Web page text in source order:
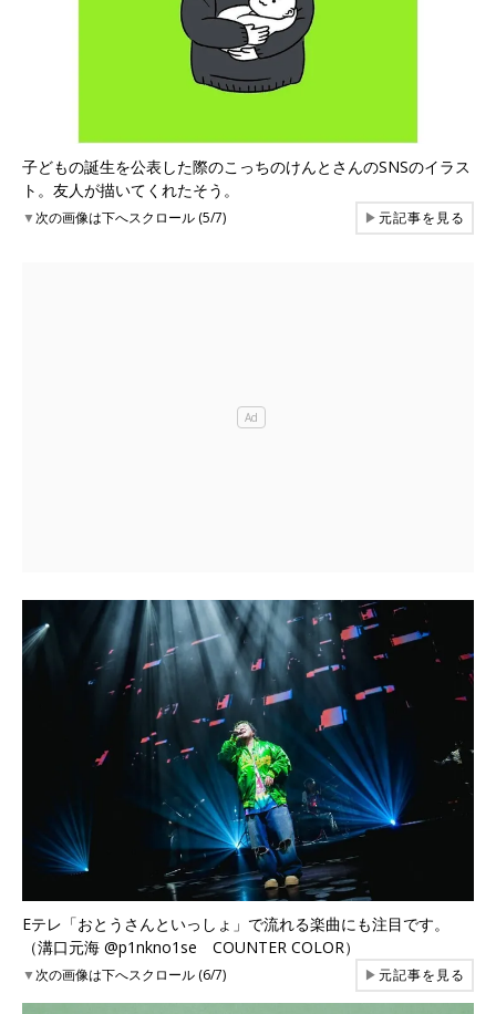
子どもの誕生を公表した際のこっちのけんとさんのSNSのイラス
ト。友人が描いてくれたそう。
▼次の画像は下へスクロール (5/7) ▶元記事を見る
Eテレ「おとうさんといっしょ」で流れる楽曲にも注目です。
（溝口元海 @p1nkno1se COUNTER COLOR）
▼次の画像は下へスクロール (6/7) ▶元記事を見る